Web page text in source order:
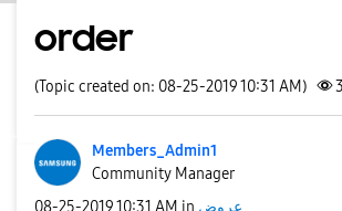
order
(Topic created on: 08-25-2019 10:31 AM)
Members_Admin1
Community Manager
‎08-25-201910:31 AM in عروض